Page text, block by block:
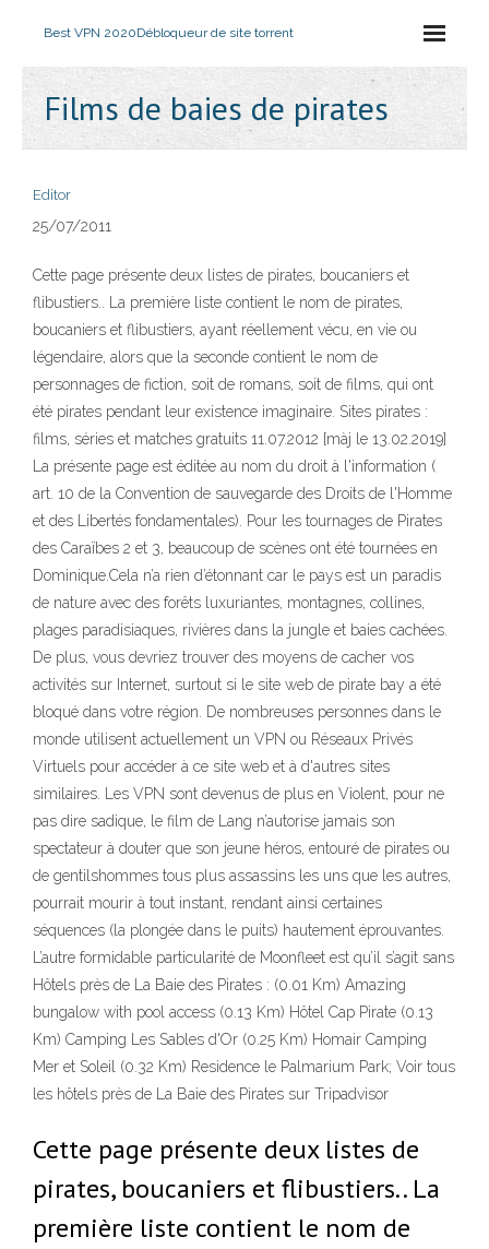
Best VPN 2020Débloqueur de site torrent
Films de baies de pirates
Editor
25/07/2011
Cette page présente deux listes de pirates, boucaniers et
flibustiers.. La première liste contient le nom de pirates,
boucaniers et flibustiers, ayant réellement vécu, en vie ou
légendaire, alors que la seconde contient le nom de
personnages de fiction, soit de romans, soit de films, qui ont
été pirates pendant leur existence imaginaire. Sites pirates :
films, séries et matches gratuits 11.07.2012 [màj le 13.02.2019]
La présente page est éditée au nom du droit à l'information (
art. 10 de la Convention de sauvegarde des Droits de l'Homme
et des Libertés fondamentales). Pour les tournages de Pirates
des Caraïbes 2 et 3, beaucoup de scènes ont été tournées en
Dominique.Cela n’a rien d’étonnant car le pays est un paradis
de nature avec des forêts luxuriantes, montagnes, collines,
plages paradisiaques, rivières dans la jungle et baies cachées.
De plus, vous devriez trouver des moyens de cacher vos
activités sur Internet, surtout si le site web de pirate bay a été
bloqué dans votre région. De nombreuses personnes dans le
monde utilisent actuellement un VPN ou Réseaux Privés
Virtuels pour accéder à ce site web et à d'autres sites
similaires. Les VPN sont devenus de plus en Violent, pour ne
pas dire sadique, le film de Lang n’autorise jamais son
spectateur à douter que son jeune héros, entouré de pirates ou
de gentilshommes tous plus assassins les uns que les autres,
pourrait mourir à tout instant, rendant ainsi certaines
séquences (la plongée dans le puits) hautement éprouvantes.
L’autre formidable particularité de Moonfleet est qu’il s’agit sans
Hôtels près de La Baie des Pirates : (0.01 Km) Amazing
bungalow with pool access (0.13 Km) Hôtel Cap Pirate (0.13
Km) Camping Les Sables d'Or (0.25 Km) Homair Camping
Mer et Soleil (0.32 Km) Residence le Palmarium Park; Voir tous
les hôtels près de La Baie des Pirates sur Tripadvisor
Cette page présente deux listes de
pirates, boucaniers et flibustiers.. La
première liste contient le nom de